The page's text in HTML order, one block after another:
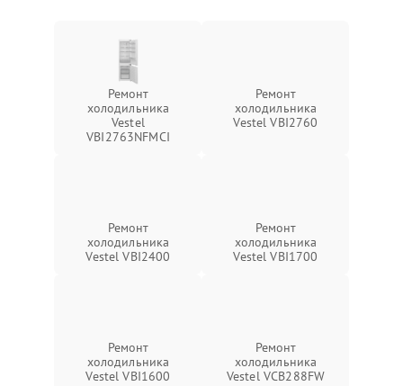
Ремонт
холодильника
Vestel
VBI2763NFMCI
Ремонт
холодильника
Vestel VBI2760
Ремонт
холодильника
Vestel VBI2400
Ремонт
холодильника
Vestel VBI1700
Ремонт
холодильника
Vestel VBI1600
Ремонт
холодильника
Vestel VCB288FW